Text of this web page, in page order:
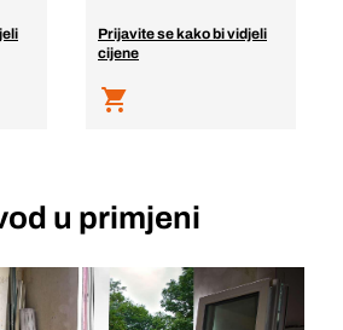
Prijavite se kako bi vidjeli
cijene
u primjeni